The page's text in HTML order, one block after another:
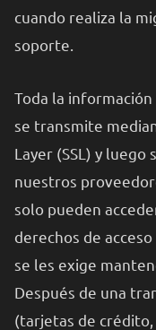
cuando realiza la
soporte.
Toda la
se transmite
Layer (SSL) y luego
nuestros
solo pueden
derechos de
se les exige
Después de una
(tarjetas de crédito,